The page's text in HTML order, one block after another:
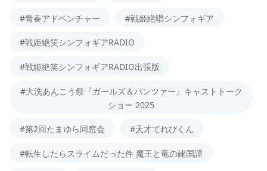
#青春アドベンチャー #戦姫絶唱シンフォギア
#戦姫絶笑シンフォギアRADIO
#戦姫絶笑シンフォギアRADIO出張版
#大洗あんこう祭『ガールズ＆パンツァー』キャストトーク
ショー 2025
#第2回たまゆら同窓会 #天才てれびくん
#転生したらスライムだった件 魔王と竜の建国譚